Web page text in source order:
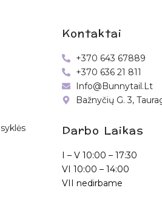
Kontaktai
+370 643 67889
+370 636 21 811
Info@bunnytail.lt
Bažnyčių G. 3,
Darbo Laikas
I – V 10:00 – 17:30
VI 10:00 – 14:00
VII nedirbame